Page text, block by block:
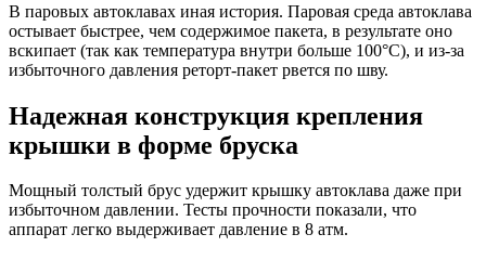
В паровых автоклавах иная история. Паровая среда автоклава
остывает быстрее, чем содержимое пакета, в результате оно
вскипает (так как температура внутри больше 100°С), и из-за
избыточного давления реторт-пакет рвется по шву.
Надежная конструкция крепления
крышки в форме бруска
Мощный толстый брус удержит крышку автоклава даже при
избыточном давлении. Тесты прочности показали, что
аппарат легко выдерживает давление в 8 атм.